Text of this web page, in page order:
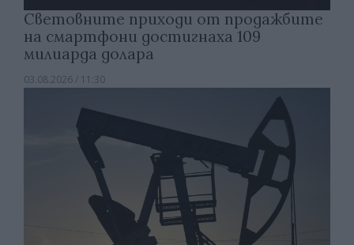
Световните приходи от продажбите
на смартфони достигнаха 109
милиарда долара
03.08.2026 / 11:30